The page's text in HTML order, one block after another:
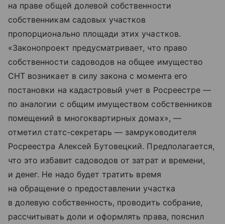
на праве общей долевой собственности
собственникам садовых участков
пропорционально площади этих участков.
«Законопроект предусматривает, что право
собственности садоводов на общее имущество
СНТ возникает в силу закона с момента его
постановки на кадастровый учет в Росреестре —
по аналогии с общим имуществом собственников
помещений в многоквартирных домах», —
отметил статс-секретарь — замруководителя
Росреестра Алексей Бутовецкий. Предполагается,
что это избавит садоводов от затрат и времени,
и денег. Не надо будет тратить время
на обращение о предоставлении участка
в долевую собственность, проводить собрание,
рассчитывать доли и оформлять права, пояснил